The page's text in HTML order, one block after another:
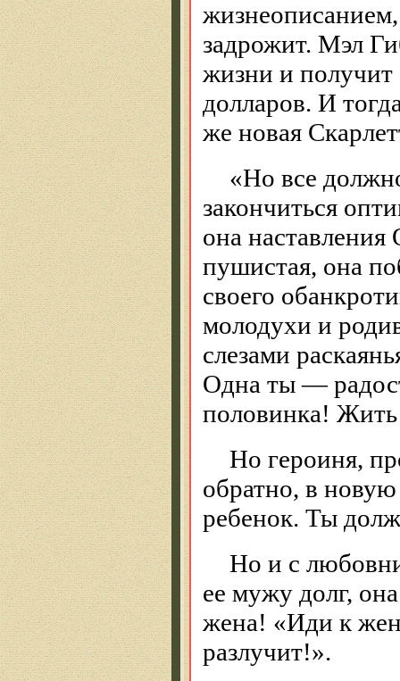
жизнеописанием,
задрожит. Мэл
жизни и
долларов. И
же новая
«Но все
закончиться
она
пушистая, она
своего
молодухи и
слезами
Одна ты —
половинка! Жить
Но героиня,
обратно, в
ребенок. Ты
Но и с
ее мужу долг,
жена! «Иди к
разлучит!».